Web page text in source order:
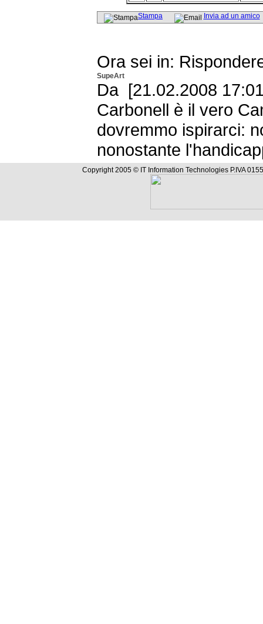
Stampa Invia ad un amico
Ora sei in:
SupeArt
Da [21.02.2008
Carbonell è il vero
dovremmo ispirarci:
nonostante
Copyright 2005 © IT Information Technologies P.IVA